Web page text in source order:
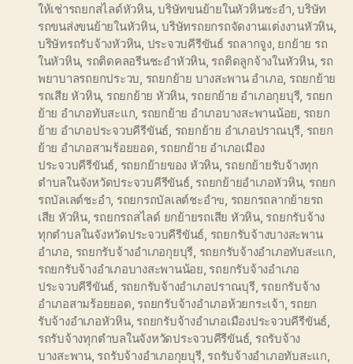
ให้เช่ารถยกสไลด์หัวหิน,บริษัทขนย้ายในหัวหินชะอำ ,บริษัท
รถขนส่งขนย้ายในหัวหิน,บริษัทรถยกรถจัดงานแต่งงานหัวหิน,
บริษัทรถรับจ้างหัวหิน ประจวบคีรีขันธ์ รถลากจูง, ยกย้าย รถ
ในหัวหิน, รถติดคลอรีนชะอำหัวหิน, รถติดลูกจ้างในหัวหิน, รถ
พยาบาลรถยกประวบ รถยกย้าย บางสะพาน อำเภอ รถยกย้าย
รถเสีย หัวหิน, รถยกย้าย หัวหิน, รถยกย้าย อำเภอกุยบุรี, รถยก
ย้าย อำเภอทับสะแก รถยกย้าย อำเภอบางสะพานน้อย รถยก
ย้าย อำเภอประจวบคีรีขันธ์ รถยกย้าย อำเภอปราณบุรี รถยก
ย้าย อำเภอสามร้อยยอด รถยกย้าย อำเภอเมือง
ประจวบคีรีขันธ์ รถยกย้ายของ หัวหิน, รถยกย้ายรับจ้างทุก
ตำบลในจังหวัดประจวบคีรีขันธ์, รถยกย้ายอำเภอหัวหิน, รถยก
รถบัลเลต์ชะอำ รถยกรถบัลเลต์ชะอำฃ รถยกรถลากย้ายรถ
เสีย หัวหิน, รถยกรถสไลด์ ยกย้ายรถเสีย หัวหิน, รถยกรับจ้าง
ทุกตำบลในจังหวัดประจวบคีรีขันธ์ รถยกรับจ้างบางสะพาน
อำเภอ รถยกรับจ้างอำเภอกุยบุรี รถยกรับจ้างอำเภอทับสะแก
รถยกรับจ้างอำเภอบางสะพานน้อย รถยกรับจ้างอำเภอ
ประจวบคีรีขันธ์ รถยกรับจ้างอำเภอปราณบุรี, รถยกรับจ้าง
อำเภอสามร้อยยอด รถยกรับจ้างอำเภอห้วยกระเจ้า รถยก
รับจ้างอำเภอหัวหิน, รถยกรับจ้างอำเภอเมืองประจวบคีรีขันธ์
รถรับจ้างทุกตำบลในจังหวัดประจวบคีรีขันธ์, รถรับจ้าง
บางสะพาน, รถรับจ้างอำเภอกุยบุรี, รถรับจ้างอำเภอทับสะแก